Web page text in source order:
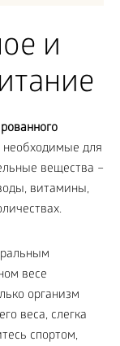
и
необходимые для
вещества –
витамины,
весе
организм
веса, слегка
спортом,